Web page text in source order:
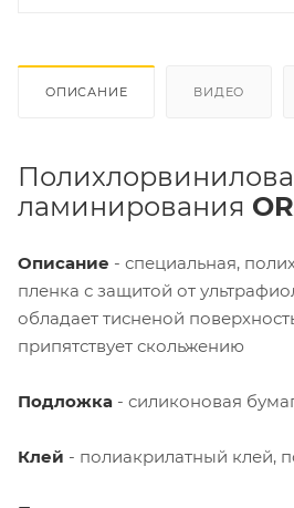
ОПИСАНИЕ ВИДЕО
ламинирования
Описание - специальная,
пленка с защитой от
обладает тисненой
припятствует скольжению
Подложка - силиконовая
Клей - полиакрилатный клей,